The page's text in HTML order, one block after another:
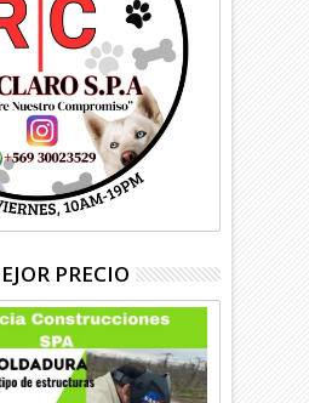
PRECIO